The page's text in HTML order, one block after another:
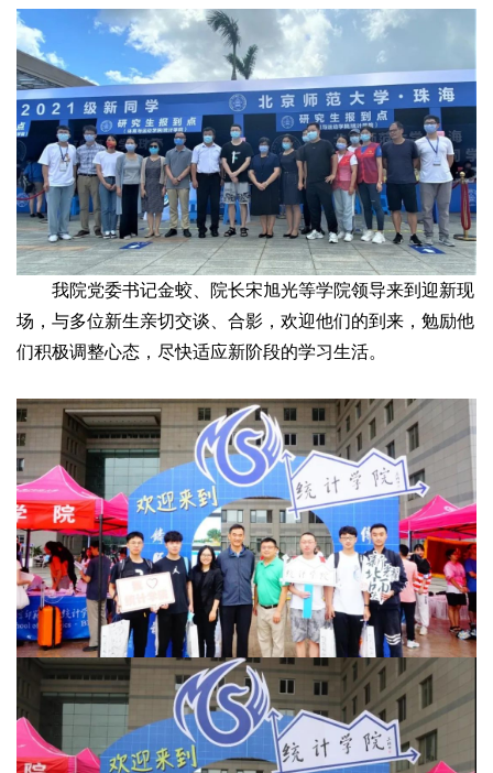
我院党委书记金蛟、院长宋旭光等学院领导来到迎新现
场，与多位新生亲切交谈、合影，欢迎他们的到来，勉励他
们积极调整心态，尽快适应新阶段的学习生活。